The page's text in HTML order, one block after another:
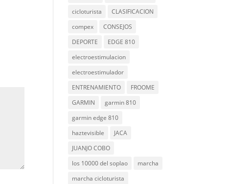
cicloturista
CLASIFICACION
compex
CONSEJOS
DEPORTE
EDGE 810
electroestimulacion
electroestimulador
ENTRENAMIENTO
FROOME
GARMIN
garmin 810
garmin edge 810
haztevisible
JACA
JUANJO COBO
los 10000 del soplao
marcha
marcha cicloturista